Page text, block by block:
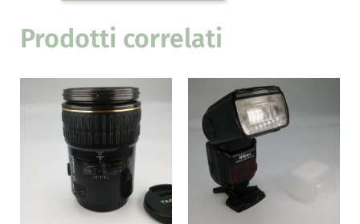
Prodotti correlati